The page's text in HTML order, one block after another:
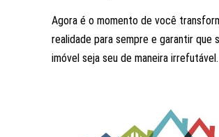
Agora é o momento de você
realidade para sempre e garantir que
imóvel seja seu de maneira irrefutável.